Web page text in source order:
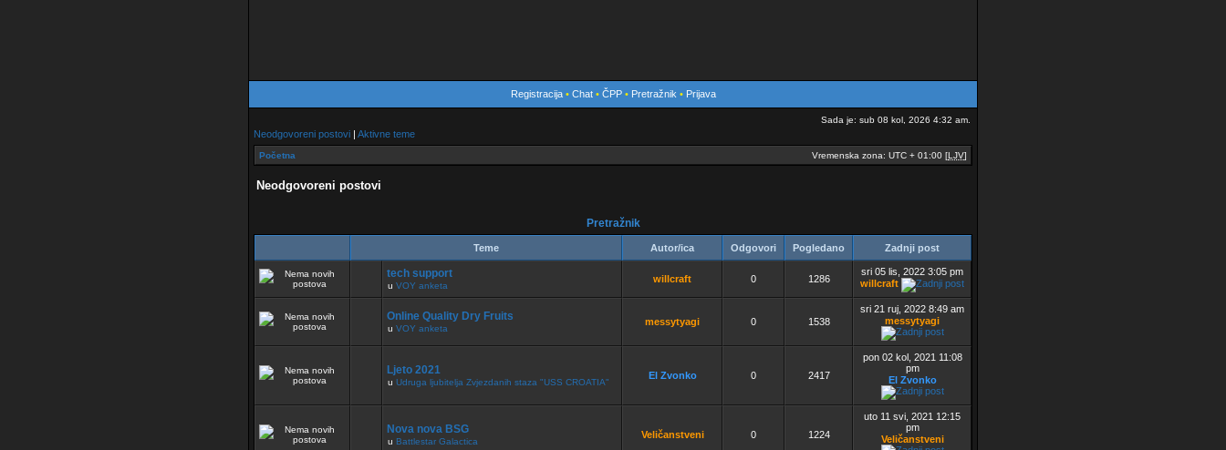
Registracija• Chat • ČPP• Pretražnik • Prijava
Sada je: sub 08 kol, 2026 4:32 am.
Neodgovoreni postovi | Aktivne teme
Početna Vremenska zona: UTC + 01:00 [LJV]
Neodgovoreni postovi
Pretražnik
Teme Autor/ica Odgovori Pogledano Zadnji post
tech support
u VOY anketa
willcraft 0 1286
sri 05 lis, 2022 3:05 pm
willcraft
Online Quality Dry Fruits
u VOY anketa
messytyagi 0 1538
sri 21 ruj, 2022 8:49 am
messytyagi
Ljeto 2021
u Udruga ljubitelja Zvjezdanih staza "USS CROATIA"
El Zvonko 0 2417
pon 02 kol, 2021 11:08
pm
El Zvonko
Nova nova BSG
u Battlestar Galactica
Veličanstveni 0 1224
uto 11 svi, 2021 12:15
pm
Veličanstveni